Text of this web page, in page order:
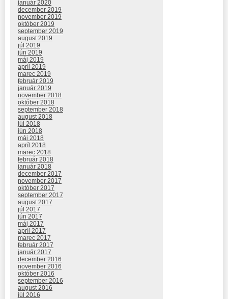
január 2020
december 2019
november 2019
október 2019
september 2019
august 2019
júl 2019
jún 2019
máj 2019
apríl 2019
marec 2019
február 2019
január 2019
november 2018
október 2018
september 2018
august 2018
júl 2018
jún 2018
máj 2018
apríl 2018
marec 2018
február 2018
január 2018
december 2017
november 2017
október 2017
september 2017
august 2017
júl 2017
jún 2017
máj 2017
apríl 2017
marec 2017
február 2017
január 2017
december 2016
november 2016
október 2016
september 2016
august 2016
júl 2016